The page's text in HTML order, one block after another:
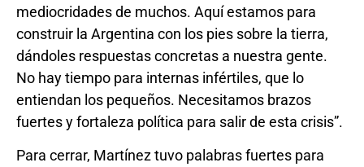
mediocridades de muchos. Aquí estamos para
construir la Argentina con los pies sobre la tierra,
dándoles respuestas concretas a nuestra gente.
No hay tiempo para internas infértiles, que lo
entiendan los pequeños. Necesitamos brazos
fuertes y fortaleza política para salir de esta crisis”.
Para cerrar, Martínez tuvo palabras fuertes para